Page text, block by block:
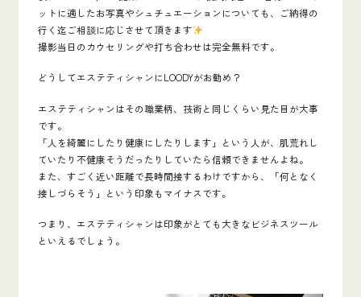
ットに適したお写真やシュチュエーションについても、ご納得の
行く迄ご相談に応じさせて頂きます
撮影当日のカウセリングや打ち合わせは完全無料です。
どうしてエステティシャンにLOODYがお勧め？
エステティシャンはその職業柄、技術と同じくらい見た目が大事
です。
「人を綺麗にしたり健康にしたりします」という人が、肌荒れし
ていたり不健康そうだったりしていたら信頼できませんよね。
また、すごく近い距離で長時間接するわけですから、「何となく
接しづらそう」という印象もマイナスです。
つまり、エステティシャンは印象がとても大きなビジネスツール
といえるでしょう。